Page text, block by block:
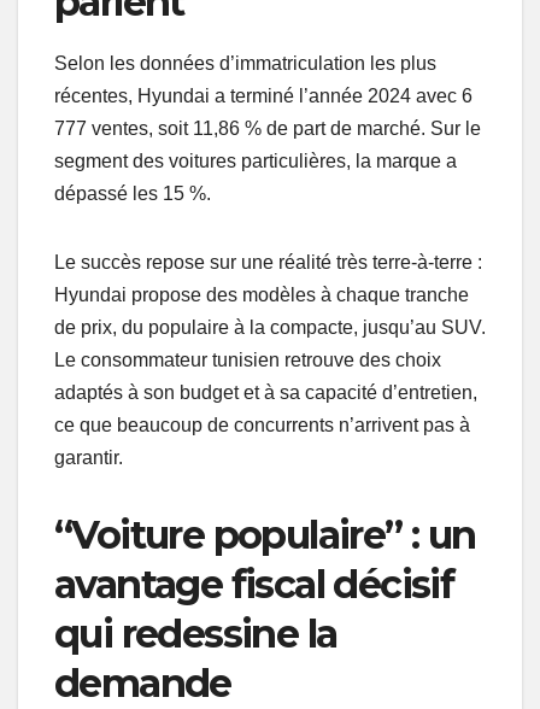
Selon les données d’immatriculation les plus
récentes, Hyundai a terminé l’année 2024 avec 6
777 ventes, soit 11,86 % de part de marché. Sur le
segment des voitures particulières, la marque a
dépassé les 15 %.
Le succès repose sur une réalité très terre-à-terre :
Hyundai propose des modèles à chaque tranche
de prix, du populaire à la compacte, jusqu’au SUV.
Le consommateur tunisien retrouve des choix
adaptés à son budget et à sa capacité d’entretien,
ce que beaucoup de concurrents n’arrivent pas à
garantir.
“Voiture populaire” : un
avantage fiscal décisif
qui redessine la
demande